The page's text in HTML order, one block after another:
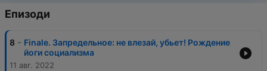
Епизоди
8 - Finale. Запредельное: не влезай, убьет! Рождение
йоги социализма
11 авг. 2022